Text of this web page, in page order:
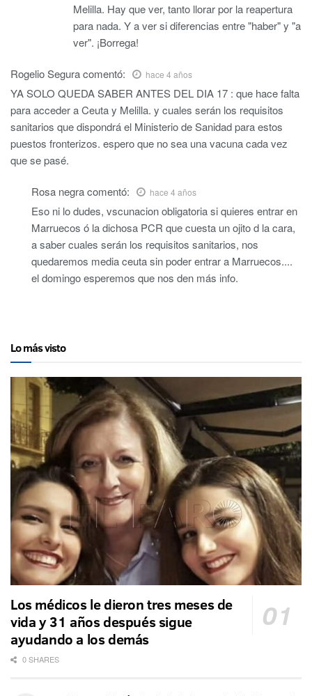
Melilla. Hay que ver, tanto llorar por la reapertura
para nada. Y a ver si diferencias entre "haber" y "a
ver". ¡Borrega!
Rogelio Seguracomentó: hace 4 años
YA SOLO QUEDA SABER ANTES DEL DIA 17 : que hace falta
para acceder a Ceuta y Melilla. y cuales serán los requisitos
sanitarios que dispondrá el Ministerio de Sanidad para estos
puestos fronterizos. espero que no sea una vacuna cada vez
que se pasé.
Rosa negracomentó: hace 4 años
Eso ni lo dudes, vscunacion obligatoria si quieres entrar en
Marruecos ó la dichosa PCR que cuesta un ojito d la cara,
a saber cuales serán los requisitos sanitarios, nos
quedaremos media ceuta sin poder entrar a Marruecos....
el domingo esperemos que nos den más info.
Lo más visto
Los médicos le dieron tres meses de
vida y 31 años después sigue
ayudando a los demás
0 SHARES